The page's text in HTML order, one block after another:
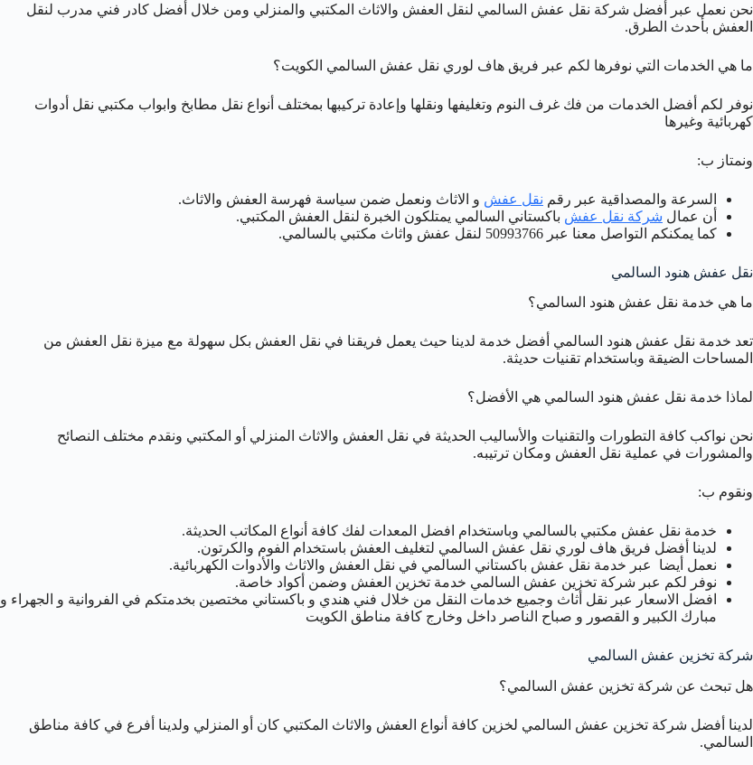
نحن نعمل عبر أفضل شركة نقل عفش السالمي لنقل العفش والاثاث المكتبي والمنزلي ومن خلال أفضل كادر فني مدرب لنقل
العفش بأحدث الطرق.
ما هي الخدمات التي نوفرها لكم عبر فريق هاف لوري نقل عفش السالمي الكويت؟
نوفر لكم أفضل الخدمات من فك غرف النوم وتغليفها ونقلها وإعادة تركيبها بمختلف أنواع نقل مطابخ وابواب مكتبي نقل أدوات
كهربائية وغيرها
ونمتاز ب:
السرعة والمصداقية عبر رقم نقل عفش و الاثاث ونعمل ضمن سياسة فهرسة العفش والاثاث.
أن عمال شركة نقل عفش باكستاني السالمي يمتلكون الخبرة لنقل العفش المكتبي.
كما يمكنكم التواصل معنا عبر 50993766 لنقل عفش واثاث مكتبي بالسالمي.
نقل عفش هنود السالمي
ما هي خدمة نقل عفش هنود السالمي؟
تعد خدمة نقل عفش هنود السالمي أفضل خدمة لدينا حيث يعمل فريقنا في نقل العفش بكل سهولة مع ميزة نقل العفش من
المساحات الضيقة وباستخدام تقنيات حديثة.
لماذا خدمة نقل عفش هنود السالمي هي الأفضل؟
نحن نواكب كافة التطورات والتقنيات والأساليب الحديثة في نقل العفش والاثاث المنزلي أو المكتبي ونقدم مختلف النصائح
والمشورات في عملية نقل العفش ومكان ترتيبه.
ونقوم ب:
خدمة نقل عفش مكتبي بالسالمي وباستخدام افضل المعدات لفك كافة أنواع المكاتب الحديثة.
لدينا أفضل فريق هاف لوري نقل عفش السالمي لتغليف العفش باستخدام الفوم والكرتون.
نعمل أيضا عبر خدمة نقل عفش باكستاني السالمي في نقل العفش والاثاث والأدوات الكهربائية.
نوفر لكم عبر شركة تخزين عفش السالمي خدمة تخزين العفش وضمن أكواد خاصة.
افضل الاسعار عبر نقل أثاث وجميع خدمات النقل من خلال فني هندي و باكستاني مختصين بخدمتكم في الفروانية و الجهراء و
مبارك الكبير و القصور و صباح الناصر داخل وخارج كافة مناطق الكويت
شركة تخزين عفش السالمي
هل تبحث عن شركة تخزين عفش السالمي؟
لدينا أفضل شركة تخزين عفش السالمي لخزين كافة أنواع العفش والاثاث المكتبي كان أو المنزلي ولدينا أفرع في كافة مناطق
السالمي.